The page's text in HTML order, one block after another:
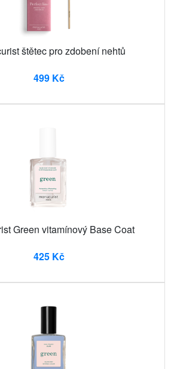
štětec pro zdobení nehtů
499 Kč
Green vitamínový Base Coat
425 Kč